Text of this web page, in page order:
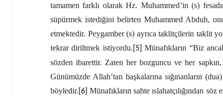
tamamen farklı olarak Hz. Muhammed’in (s)
süpürmek istediğini belirten Muhammed Abduh,
etmektedir. Peygamber (s) ayrıca taklitçilerin taklit
tekrar diriltmek istiyordu. [5] Münafıkların “Biz
sözden ibarettir. Zaten her bozguncu ve her sapkın,
Günümüzde Allah’tan başkalarına sığınanların
böyledir. [6] Münafıkların sahte ıslahatçılığından